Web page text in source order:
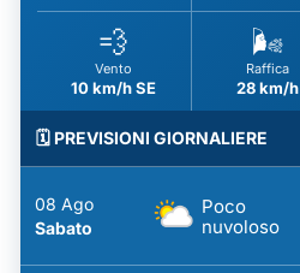
💨
Vento
10 km/h SE
🌬️
Raffica
28 km/h
🗓️ PREVISIONI GIORNALIERE
08 Ago
Sabato
Poco
nuvoloso